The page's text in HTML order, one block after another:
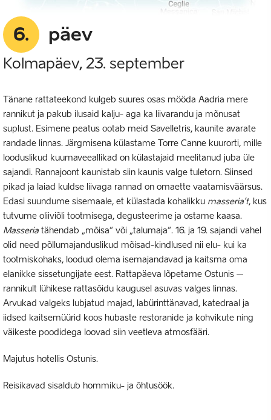
6. päev
Kolmapäev, 23. september
Tänane rattateekond kulgeb suures osas mööda Aadria mere
rannikut ja pakub ilusaid kalju- aga ka liivarandu ja mõnusat
suplust. Esimene peatus ootab meid Savelletris, kaunite avarate
randade linnas. Järgmisena külastame Torre Canne kuurorti, mille
looduslikud kuumaveeallikad on külastajaid meelitanud juba üle
sajandi. Rannajoont kaunistab siin kaunis valge tuletorn. Siinsed
pikad ja laiad kuldse liivaga rannad on omaette vaatamisväärsus.
Edasi suundume sisemaale, et külastada kohalikku masseria’t, kus
tutvume oliiviõli tootmisega, degusteerime ja ostame kaasa.
Masseria tähendab „mõisa“ või „talumaja“. 16. ja 19. sajandi vahel
olid need põllumajanduslikud mõisad-kindlused nii elu- kui ka
tootmiskohaks, loodud olema isemajandavad ja kaitsma oma
elanikke sissetungijate eest. Rattapäeva lõpetame Ostunis –
rannikult lühikese rattasõidu kaugusel asuvas valges linnas.
Arvukad valgeks lubjatud majad, labürinttänavad, katedraal ja
iidsed kaitsemüürid koos hubaste restoranide ja kohvikute ning
väikeste poodidega loovad siin veetleva atmosfääri.
Majutus hotellis Ostunis.
Reisikavad sisaldub hommiku- ja õhtusöök.